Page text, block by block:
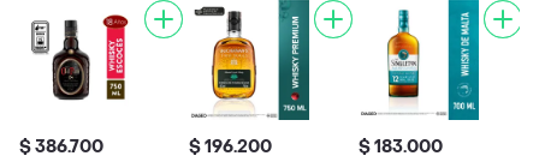
$ 386.700 $ 196.200 $ 183.000